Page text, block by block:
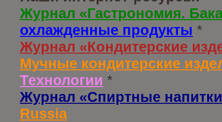
Журнал «Гастрономия.
охлажденные продукты *
Журнал «Кондитерские
Мучные кондитерские
Технологии *
Журнал «Спиртные
Russia